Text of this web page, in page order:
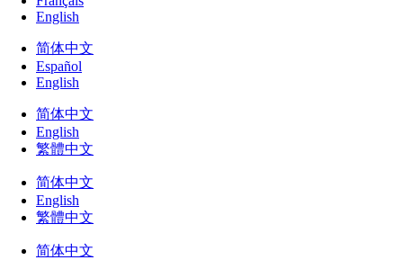
English
简体中文
Español
English
简体中文
English
繁體中文
简体中文
English
繁體中文
简体中文